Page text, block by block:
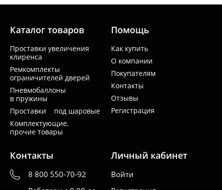
Каталог товаров
Проставки увеличения
клиренса
Ремкомплекты
ограничителей дверей
Пневмобаллоны
в пружины
Проставки под шаровые
Комплектующие,
прочие товары
Помощь
Как купить
О компании
Покупателям
Контакты
Отзывы
Регистрация
Контакты
8 800 550-70-92
Личный кабинет
Войти